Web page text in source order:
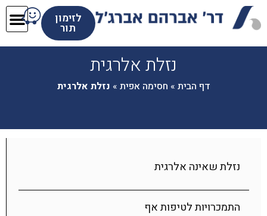
לזימון
תור
נזלת אלרגית
דף הבית » חסימה אפית » נזלת אלרגית
נזלת שאינה אלרגית
התמכרויות לטיפות אף